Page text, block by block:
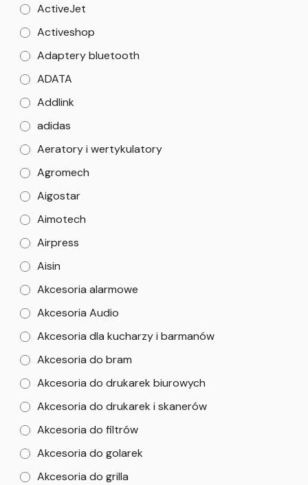
ActiveJet
Activeshop
Adaptery bluetooth
ADATA
Addlink
adidas
Aeratory i wertykulatory
Agromech
Aigostar
Aimotech
Airpress
Aisin
Akcesoria alarmowe
Akcesoria Audio
Akcesoria dla kucharzy i barmanów
Akcesoria do bram
Akcesoria do drukarek biurowych
Akcesoria do drukarek i skanerów
Akcesoria do filtrów
Akcesoria do golarek
Akcesoria do grilla